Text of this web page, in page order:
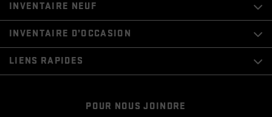
POUR NOUS JOINDRE
INVENTAIRE NEUF
INVENTAIRE D’OCCASION
LIENS RAPIDES